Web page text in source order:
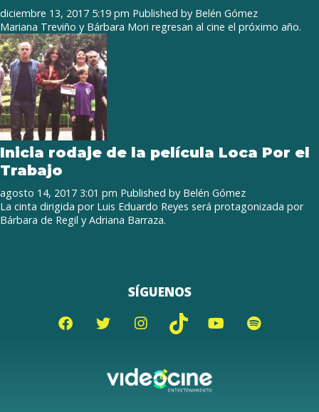
diciembre 13, 2017 5:19 pm Published by Belén Gómez
Mariana Treviño y Bárbara Mori regresan al cine el próximo año.
Inicia rodaje de la película Loca Por el
Trabajo
agosto 14, 2017 3:01 pm Published by Belén Gómez
La cinta dirigida por Luis Eduardo Reyes será protagonizada por
Bárbara de Regil y Adriana Barraza.
SÍGUENOS